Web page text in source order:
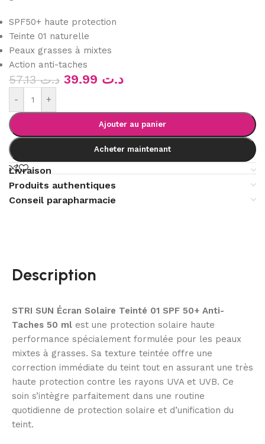
SPF50+ haute protection
Teinte 01 naturelle
Peaux grasses à mixtes
Action anti-taches
د.ت57.13 د.ت
- +
Ajouter au panier
Acheter maintenant
Livraison
Produits authentiques
Conseil parapharmacie
Description
STRI SUN Écran Solaire Teinté 01 SPF 50+ Anti-
Taches 50 ml est une protection solaire haute
performance spécialement formulée pour les peaux
mixtes à grasses. Sa texture teintée offre une
correction immédiate du teint tout en assurant une très
haute protection contre les rayons UVA et UVB. Ce
soin s’intègre parfaitement dans une routine
quotidienne de protection solaire et d’unification du
teint.